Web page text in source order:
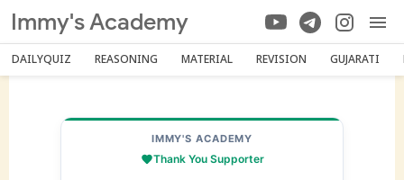
Immy's Academy
DAILYQUIZ REASONING MATERIAL REVISION GUJARATI
IMMY'S ACADEMY
Thank You Supporter